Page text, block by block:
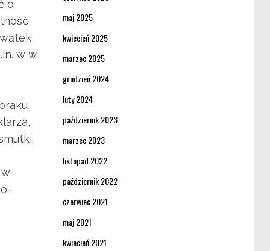
o
w w
maj 2025
kwiecień 2025
marzec 2025
grudzień 2024
luty 2024
październik 2023
marzec 2023
listopad 2022
październik 2022
czerwiec 2021
maj 2021
kwiecień 2021